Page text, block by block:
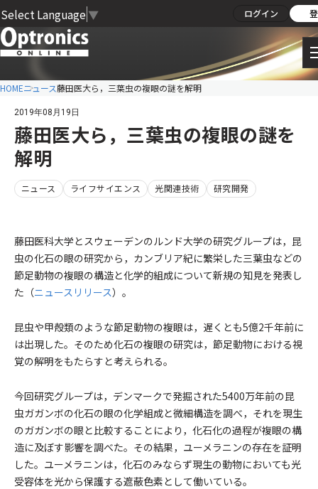
Select Language ▼ ログイン
HOMEニュース藤田医大ら，三葉虫の複眼の謎を解明
2019年08月19日
藤田医大ら，三葉虫の複眼の謎を
解明
ニュース ライフサイエンス 光関連技術 研究開発
藤田医科大学とスウェーデンのルンド大学の研究グループは，昆
虫の化石の眼の研究から，カンブリア紀に繁栄した三葉虫などの
節足動物の複眼の構造と化学的組成について新規の知見を発表し
た（ニュースリリース）。
昆虫や甲殻類のような節足動物の複眼は，遅くとも5億2千年前に
は出現した。そのため化石の複眼の研究は，節足動物における視
覚の解明をもたらすと考えられる。
今回研究グループは，デンマークで発掘された5400万年前の昆
虫ガガンボの化石の眼の化学組成と微細構造を調べ，それを現生
のガガンボの眼と比較することにより，化石化の過程が複眼の構
造に及ぼす影響を調べた。その結果，ユーメラニンの存在を証明
した。ユーメラニンは，化石のみならず現生の動物においても光
受容体を光から保護する遮蔽色素として働いている。